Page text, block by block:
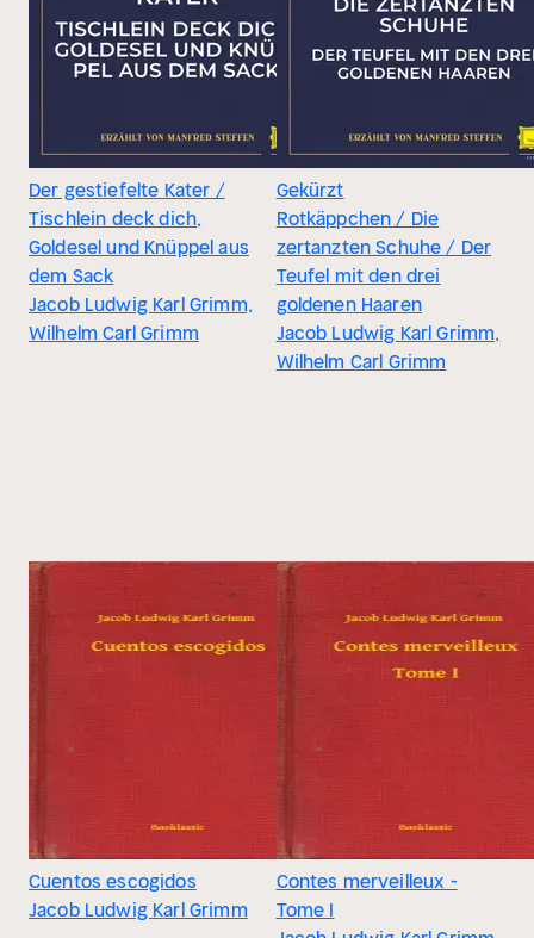
Der gestiefelte Kater /
Tischlein deck dich,
Goldesel und Knüppel aus
dem Sack
Jacob Ludwig Karl Grimm,
Wilhelm Carl Grimm
Gekürzt
Rotkäppchen / Die
zertanzten Schuhe / Der
Teufel mit den drei
goldenen Haaren
Jacob Ludwig Karl Grimm,
Wilhelm Carl Grimm
Cuentos escogidos
Jacob Ludwig Karl Grimm
Contes merveilleux -
Tome I